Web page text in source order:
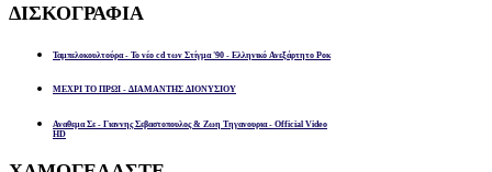
ΔΙΣΚΟΓΡΑΦΙΑ
Ταμπελοκουλτούρα - Το νέο cd των Στίγμα '90 - Ελληνικό Ανεξάρτητο Ροκ
ΜΕΧΡΙ ΤΟ ΠΡΩΙ - ΔΙΑΜΑΝΤΗΣ ΔΙΟΝΥΣΙΟΥ
Αναθεμα Σε - Γιαννης Σεβαστοπουλος & Ζωη Τηγανουρια - Official Video
HD